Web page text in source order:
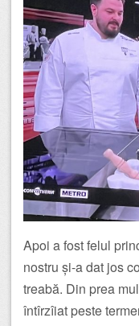
Apoi a fost felul
nostru și-a dat jos
treabă. Din prea
întîrzîiat peste